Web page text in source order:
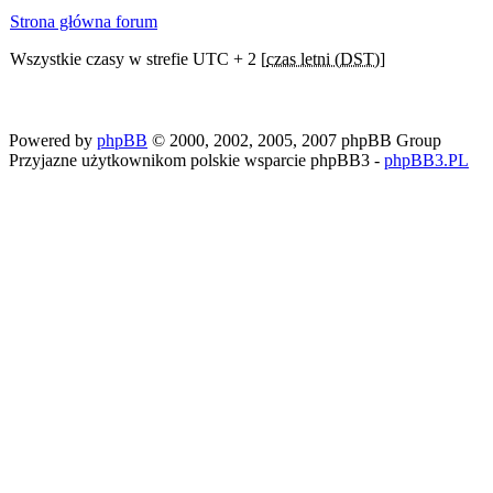
Strona główna forum
Wszystkie czasy w strefie UTC + 2 [czas letni (DST)]
Powered by phpBB © 2000, 2002, 2005, 2007 phpBB Group
Przyjazne użytkownikom polskie wsparcie phpBB3 - phpBB3.PL